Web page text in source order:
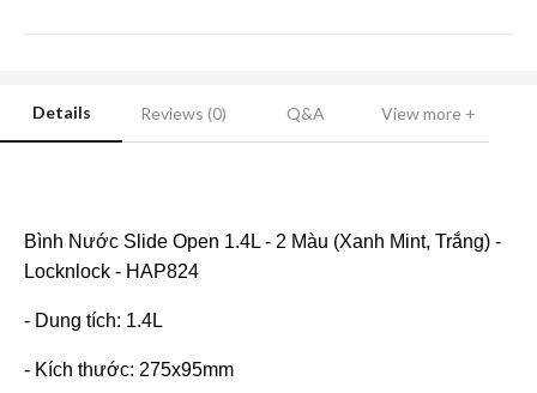
Details Reviews (0) Q&A View more +
Bình Nước Slide Open 1.4L - 2 Màu (Xanh Mint, Trắng) -
Locknlock - HAP824
- Dung tích: 1.4L
- Kích thước: 275x95mm